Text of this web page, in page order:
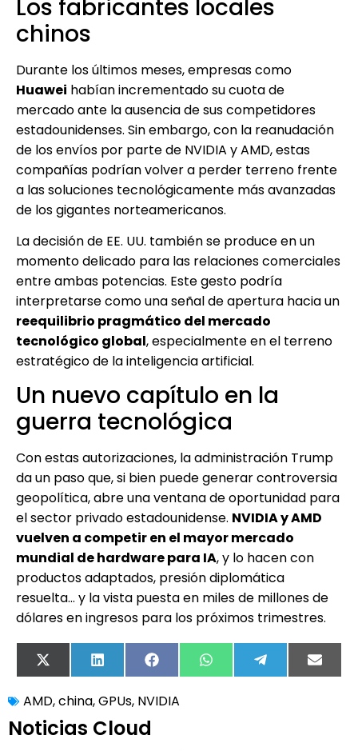
Los fabricantes locales
chinos
Durante los últimos meses, empresas como
Huawei habían incrementado su cuota de
mercado ante la ausencia de sus competidores
estadounidenses. Sin embargo, con la reanudación
de los envíos por parte de NVIDIA y AMD, estas
compañías podrían volver a perder terreno frente
a las soluciones tecnológicamente más avanzadas
de los gigantes norteamericanos.
La decisión de EE. UU. también se produce en un
momento delicado para las relaciones comerciales
entre ambas potencias. Este gesto podría
interpretarse como una señal de apertura hacia un
reequilibrio pragmático del mercado
tecnológico global, especialmente en el terreno
estratégico de la inteligencia artificial.
Un nuevo capítulo en la
guerra tecnológica
Con estas autorizaciones, la administración Trump
da un paso que, si bien puede generar controversia
geopolítica, abre una ventana de oportunidad para
el sector privado estadounidense. NVIDIA y AMD
vuelven a competir en el mayor mercado
mundial de hardware para IA, y lo hacen con
productos adaptados, presión diplomática
resuelta… y la vista puesta en miles de millones de
dólares en ingresos para los próximos trimestres.
X
(Twitter)
LinkedIn FacebookWhatsApp TelegramEmail
AMD,china,GPUs, NVIDIA
Noticias Cloud